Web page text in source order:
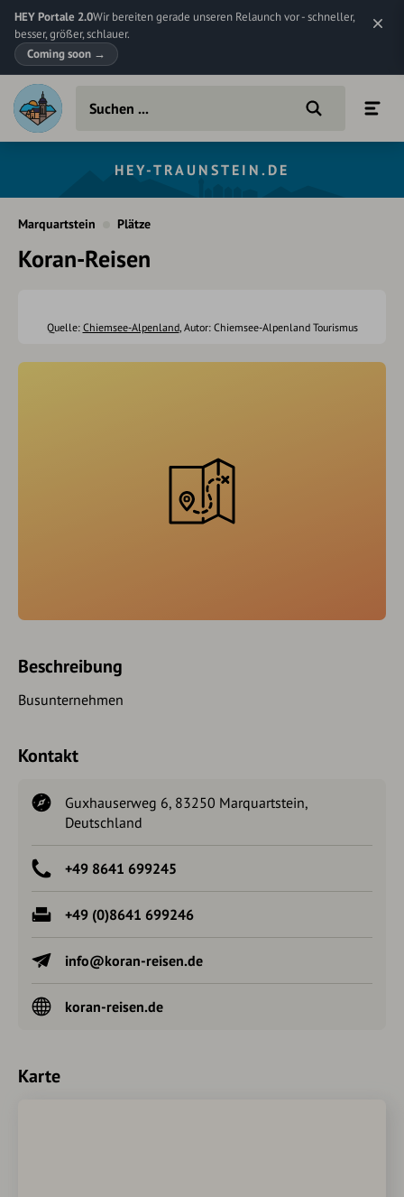
HEY Portale 2.0Wir bereiten gerade unseren Relaunch vor - schneller,
besser, größer, schlauer.
Coming soon →
HEY-TRAUNSTEIN.DE
Marquartstein Plätze
Koran-Reisen
Quelle: Chiemsee-Alpenland, Autor: Chiemsee-Alpenland Tourismus
Beschreibung
Busunternehmen
Kontakt
Guxhauserweg 6, 83250 Marquartstein,
Deutschland
+49 8641 699245
+49 (0)8641 699246
info@koran-reisen.de
koran-reisen.de
Karte